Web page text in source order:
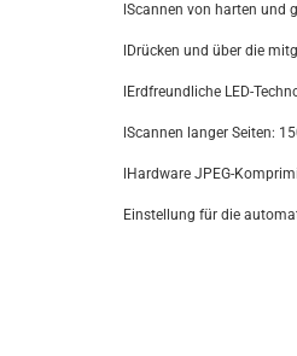
lScannen von harten und
lDrücken und über die
lErdfreundliche LED-
lScannen langer Seiten:
lHardware JPEG-
Einstellung für die